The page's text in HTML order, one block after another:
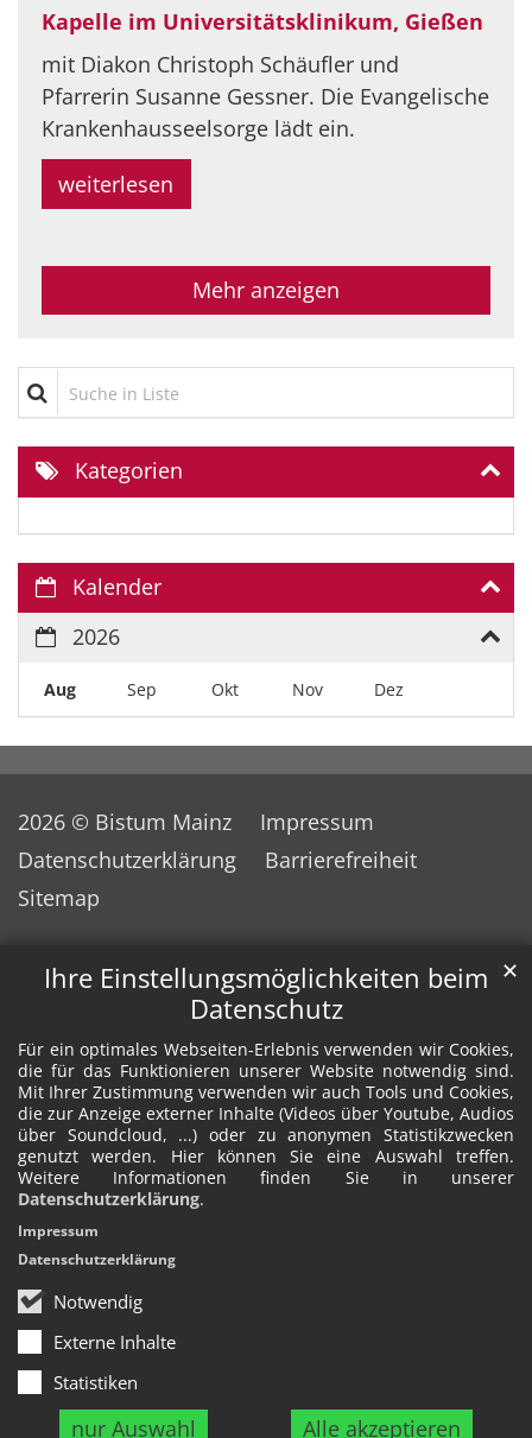
Ihre Einstellungsmöglichkeiten beim
Datenschutz
Für ein optimales Webseiten-Erlebnis verwenden wir Cookies,
die für das Funktionieren unserer Website notwendig sind.
Mit Ihrer Zustimmung verwenden wir auch Tools und Cookies,
die zur Anzeige externer Inhalte (Videos über Youtube, Audios
über Soundcloud, ...) oder zu anonymen Statistikzwecken
genutzt werden. Hier können Sie eine Auswahl treffen.
Weitere Informationen finden Sie in unserer
Datenschutzerklärung.
Notwendig
Externe Inhalte
Statistiken
nur Auswahl Alle akzeptieren
✕
Impressum
Datenschutzerklärung
Kapelle im Universitätsklinikum, Gießen
mit Diakon Christoph Schäufler und
Pfarrerin Susanne Gessner. Die Evangelische
Krankenhausseelsorge lädt ein.
weiterlesen
Mehr anzeigen
Suche in Liste
Kategorien
Kalender
2026
Aug Sep Okt Nov Dez
2026 © Bistum Mainz
Impressum
Datenschutzerklärung
Barrierefreiheit
Sitemap